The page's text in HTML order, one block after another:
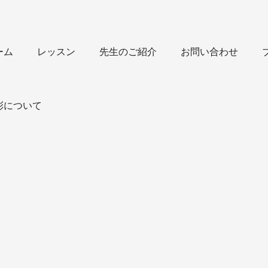
ム レッスン 先生のご紹介 お問い合わせ
について